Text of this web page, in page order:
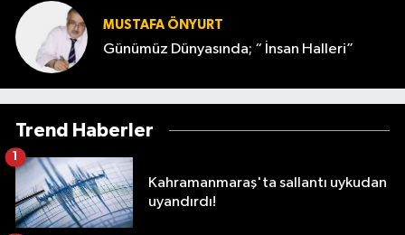
MUSTAFA ÖNYURT
Günümüz Dünyasında; “ İnsan Halleri”
Trend Haberler
Kahramanmaraş'ta sallantı uykudan
uyandırdı!
1